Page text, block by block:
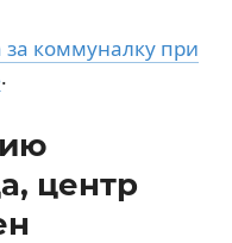
за коммуналку при
.
центр